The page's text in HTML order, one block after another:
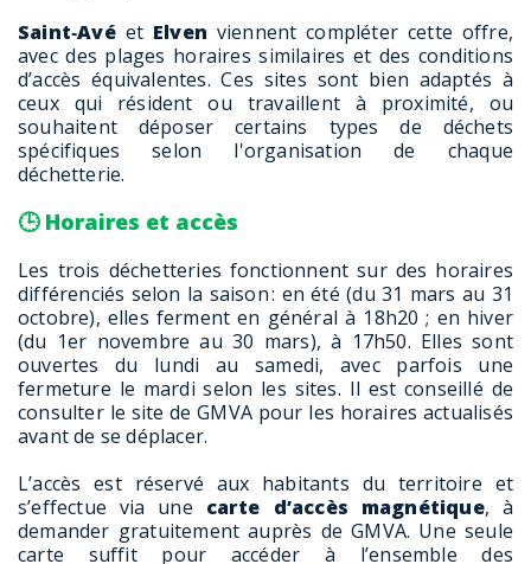
Saint‑Avéet Elven viennent compléter cette offre,
avec des plages horaires similaires et des conditions
d’accès équivalentes. Ces sites sont bien adaptés à
ceux qui résident ou travaillent à proximité, ou
souhaitent déposer certains types de déchets
spécifiques selon l'organisation de chaque
déchetterie.
🕒 Horaires et accès
Les trois déchetteries fonctionnent sur des horaires
différenciés selon la saison : en été (du 31 mars au 31
octobre), elles ferment en général à 18h20 ; en hiver
(du 1er novembre au 30 mars), à 17h50. Elles sont
ouvertes du lundi au samedi, avec parfois une
fermeture le mardi selon les sites. Il est conseillé de
consulter le site de GMVA pour les horaires actualisés
avant de se déplacer.
L’accès est réservé aux habitants du territoire et
s’effectue via une carte d’accès magnétique, à
demander gratuitement auprès de GMVA. Une seule
carte suffit pour accéder à l’ensemble des